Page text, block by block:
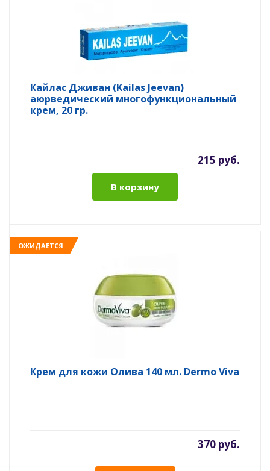
Кайлас Дживан (Kailas Jeevan)
аюрведический многофункциональный
крем, 20 гр.
215 руб.
В корзину
ОЖИДАЕТСЯ
Крем для кожи Олива 140 мл. Dermo Viva
370 руб.